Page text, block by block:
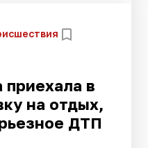
в
на отдых,
ДТП